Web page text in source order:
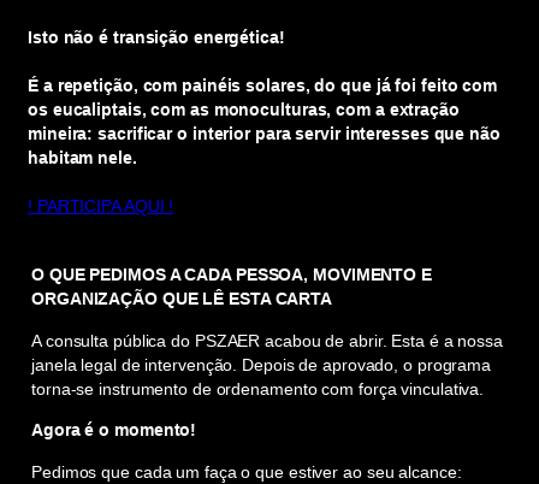
Isto não é transição energética!
É a repetição, com painéis solares, do que já foi feito com
os eucaliptais, com as monoculturas, com a extração
mineira: sacrificar o interior para servir interesses que não
habitam nele.
! PARTICIPA AQUI !
O QUE PEDIMOS A CADA PESSOA, MOVIMENTO E
ORGANIZAÇÃO QUE LÊ ESTA CARTA
A consulta pública do PSZAER acabou de abrir. Esta é a nossa
janela legal de intervenção. Depois de aprovado, o programa
torna-se instrumento de ordenamento com força vinculativa.
Agora é o momento!
Pedimos que cada um faça o que estiver ao seu alcance: